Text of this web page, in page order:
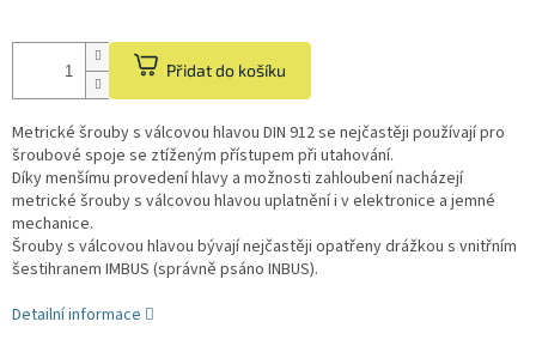
Přidat do košíku
Metrické šrouby s válcovou hlavou DIN 912 se nejčastěji používají pro
šroubové spoje se ztíženým přístupem při utahování.
Díky menšímu provedení hlavy a možnosti zahloubení nacházejí
metrické šrouby s válcovou hlavou uplatnění i v elektronice a jemné
mechanice.
Šrouby s válcovou hlavou bývají nejčastěji opatřeny drážkou s vnitřním
šestihranem IMBUS (správně psáno INBUS).
Detailní informace